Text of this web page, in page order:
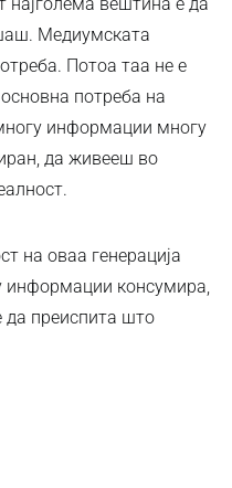
Медиумската
Потоа таа не е
потреба на
информации многу
да живееш во
на оваа генерација
информации консумира,
да преиспита што